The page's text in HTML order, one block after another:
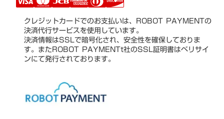
クレジットカードでのお支払いは、ROBOT PAYMENTの
決済代行サービスを使用しています。
決済情報はSSLで暗号化され、安全性を確保しておりま
す。またROBOT PAYMENTt社のSSL証明書はベリサイ
ンにて発行されております。